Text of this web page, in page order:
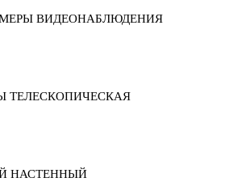
ВИДЕОНАБЛЮДЕНИЯ
ТЕЛЕСКОПИЧЕСКАЯ
НАСТЕННЫЙ